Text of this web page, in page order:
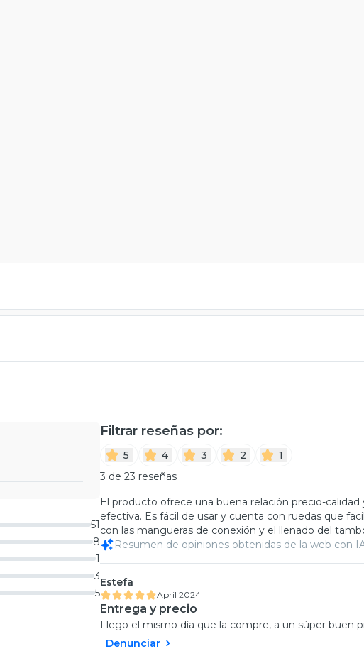
51
8
1
3
5
Filtrar reseñas por:
5 4 3 2
1
3 de 23 reseñas
El producto ofrece una buena relación precio-
efectiva. Es fácil de usar y cuenta con ruedas que
con las mangueras de conexión y el llenado del
Resumen de opiniones obtenidas de la web con
Estefa
April 2024
Entrega y precio
Llego el mismo día que la compre, a un súper buen
Denunciar